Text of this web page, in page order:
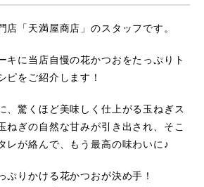
店「天満屋商店」のスタッフです。
キに当店自慢の花かつおをたっぷりト
ピをご紹介します！
、驚くほど美味しく仕上がる玉ねぎス
ねぎの自然な甘みが引き出され、そこ
レが絡んで、もう最高の味わいに♪
ぷりかける花かつおが決め手！